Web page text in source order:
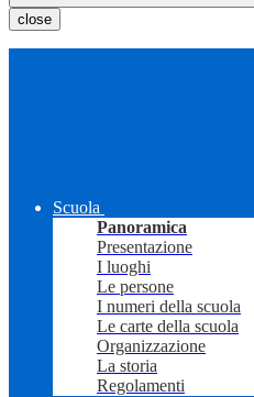
close
Scuola
Panoramica
Presentazione
I luoghi
Le persone
I numeri della scuola
Le carte della scuola
Organizzazione
La storia
Regolamenti